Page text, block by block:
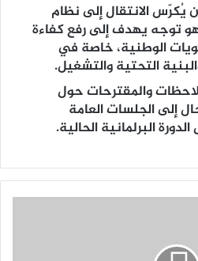
يُكرّس الانتقال إلى نظام
توجه يهدف إلى رفع كفاءة
الوطنية، خاصة في
التحتية والتشغيل.
والمقترحات حول
إلى الجلسات العامة
البرلمانية الحالية.